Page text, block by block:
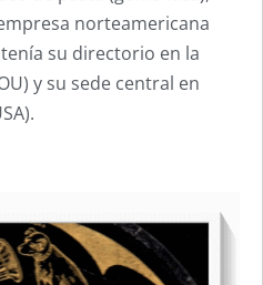
norteamericana
su directorio en la
y su sede central en